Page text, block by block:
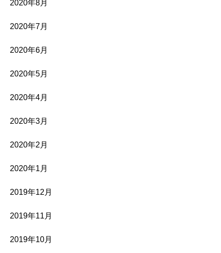
2020年8月
2020年7月
2020年6月
2020年5月
2020年4月
2020年3月
2020年2月
2020年1月
2019年12月
2019年11月
2019年10月